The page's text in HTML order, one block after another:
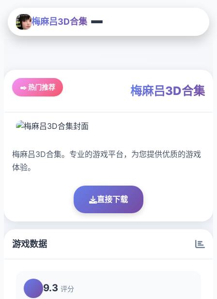
梅麻吕3D合集
✒️ 热门推荐 梅麻吕3D合集
梅麻吕3D合集。专业的游戏平台，为您提供优质的游戏
体验。
直接下载
游戏数据
9.3 评分